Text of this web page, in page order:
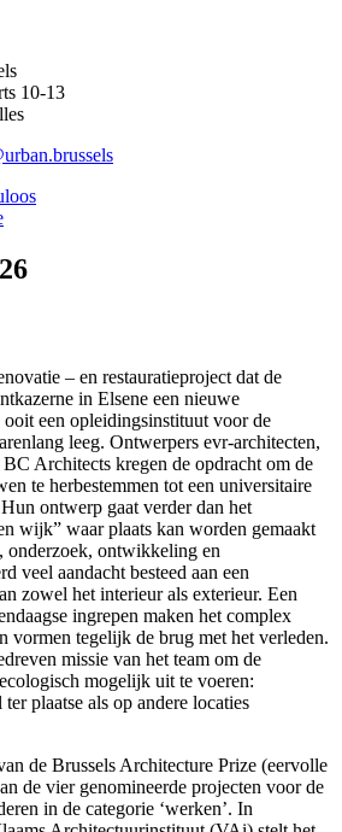
10-13
– en restauratieproject dat de
in Elsene een nieuwe
een opleidingsinstituut voor de
leeg. Ontwerpers evr-architecten,
Architects kregen de opdracht om de
te herbestemmen tot een universitaire
ontwerp gaat verder dan het
wijkˮ waar plaats kan worden gemaakt
onderzoek, ontwikkeling en
veel aandacht besteed aan een
zowel het interieur als exterieur. Een
ingrepen maken het complex
vormen tegelijk de brug met het verleden.
missie van het team om de
mogelijk uit te voeren:
plaatse als op andere locaties
de Brussels Architecture Prize (eervolle
de vier genomineerde projecten voor de
in de categorie ‘werken’. In